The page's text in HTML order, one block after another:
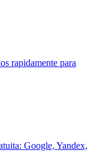
rapidamente para
Google, Yandex,